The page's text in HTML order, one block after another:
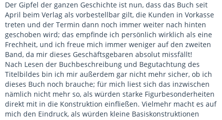
Der Gipfel der ganzen Geschichte ist nun, dass das Buch seit
April beim Verlag als vorbestellbar gilt, die Kunden in Vorkasse
treten und der Termin dann noch immer weiter nach hinten
geschoben wird; das empfinde ich persönlich wirklich als eine
Frechheit, und ich freue mich immer weniger auf den zweiten
Band, da mir dieses Geschäftsgebaren absolut missfällt!
Nach Lesen der Buchbeschreibung und Begutachtung des
Titelbildes bin ich mir außerdem gar nicht mehr sicher, ob ich
dieses Buch noch brauche; für mich liest sich das inzwischen
nämlich nicht mehr so, als würden starke Figurbesonderheiten
direkt mit in die Konstruktion einfließen. Vielmehr macht es auf
mich den Eindruck, als würden kleine Basiskonstruktionen